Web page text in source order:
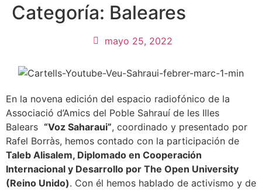
Categoría: Baleares
mayo 25, 2022
En la novena edición del espacio radiofónico de la
Associació d’Amics del Poble Sahrauí de les Illes
Balears “Voz Saharaui”, coordinado y presentado por
Rafel Borràs, hemos contado con la participación de
Taleb Alisalem, Diplomado en Cooperación
Internacional y Desarrollo por The Open University
(Reino Unido). Con él hemos hablado de activismo y de